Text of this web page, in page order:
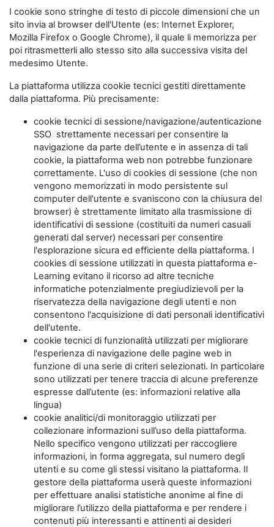
I cookie sono stringhe di testo di piccole dimensioni che un
sito invia al browser dell'Utente (es: Internet Explorer,
Mozilla Firefox o Google Chrome), il quale li memorizza per
poi ritrasmetterli allo stesso sito alla successiva visita del
medesimo Utente.
La piattaforma utilizza cookie tecnici gestiti direttamente
dalla piattaforma. Più precisamente:
cookie tecnici di sessione/navigazione/autenticazione
SSO strettamente necessari per consentire la
navigazione da parte dell’utente e in assenza di tali
cookie, la piattaforma web non potrebbe funzionare
correttamente. L'uso di cookies di sessione (che non
vengono memorizzati in modo persistente sul
computer dell'utente e svaniscono con la chiusura del
browser) è strettamente limitato alla trasmissione di
identificativi di sessione (costituiti da numeri casuali
generati dal server) necessari per consentire
l'esplorazione sicura ed efficiente della piattaforma. I
cookies di sessione utilizzati in questa piattaforma e-
Learning evitano il ricorso ad altre tecniche
informatiche potenzialmente pregiudizievoli per la
riservatezza della navigazione degli utenti e non
consentono l'acquisizione di dati personali identificativi
dell'utente.
cookie tecnici di funzionalità utilizzati per migliorare
l'esperienza di navigazione delle pagine web in
funzione di una serie di criteri selezionati. In particolare
sono utilizzati per tenere traccia di alcune preferenze
espresse dall’utente (es: informazioni relative alla
lingua)
cookie analitici/di monitoraggio utilizzati per
collezionare informazioni sull’uso della piattaforma.
Nello specifico vengono utilizzati per raccogliere
informazioni, in forma aggregata, sul numero degli
utenti e su come gli stessi visitano la piattaforma. Il
gestore della piattaforma userà queste informazioni
per effettuare analisi statistiche anonime al fine di
migliorare l’utilizzo della piattaforma e per rendere i
contenuti più interessanti e attinenti ai desideri